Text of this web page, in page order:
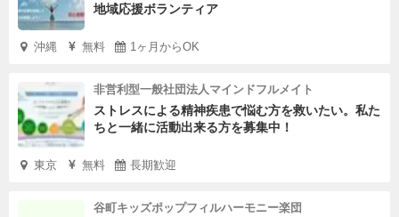
地域応援ボランティア
沖縄 無料 1ヶ月からOK
非営利型一般社団法人マインドフルメイト
ストレスによる精神疾患で悩む方を救いたい。私た
ちと一緒に活動出来る方を募集中！
東京 無料 長期歓迎
谷町キッズポップフィルハーモニー楽団